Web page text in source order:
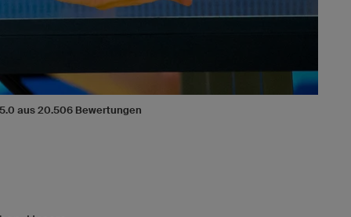
aus 20.506 Bewertungen